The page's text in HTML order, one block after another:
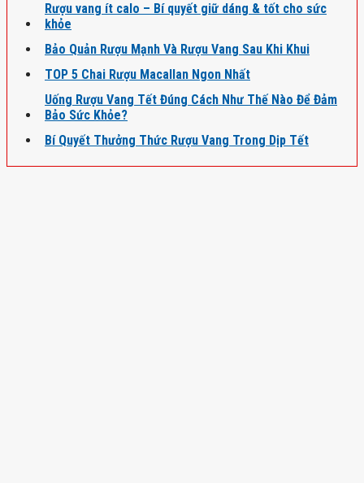
Rượu vang ít calo – Bí quyết giữ dáng & tốt cho sức
khỏe
Bảo Quản Rượu Mạnh Và Rượu Vang Sau Khi Khui
TOP 5 Chai Rượu Macallan Ngon Nhất
Uống Rượu Vang Tết Đúng Cách Như Thế Nào Để Đảm
Bảo Sức Khỏe?
Bí Quyết Thưởng Thức Rượu Vang Trong Dịp Tết